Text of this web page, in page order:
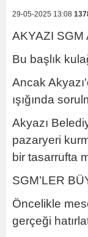
29-05-2025 13:08
AKYAZI SGM
Bu başlık
Ancak
ışığında
Akyazı
pazaryeri
bir tasarrufta
SGM’LER
Öncelikle
gerçeği